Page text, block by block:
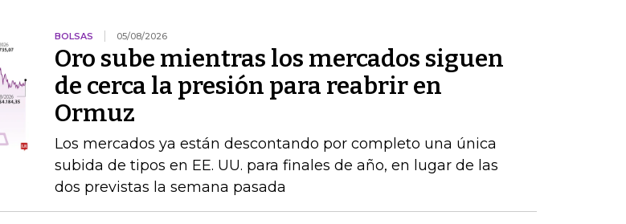
BOLSAS 05/08/2026
Oro sube mientras los mercados siguen
de cerca la presión para reabrir en
Ormuz
Los mercados ya están descontando por completo una única
subida de tipos en EE. UU. para finales de año, en lugar de las
dos previstas la semana pasada